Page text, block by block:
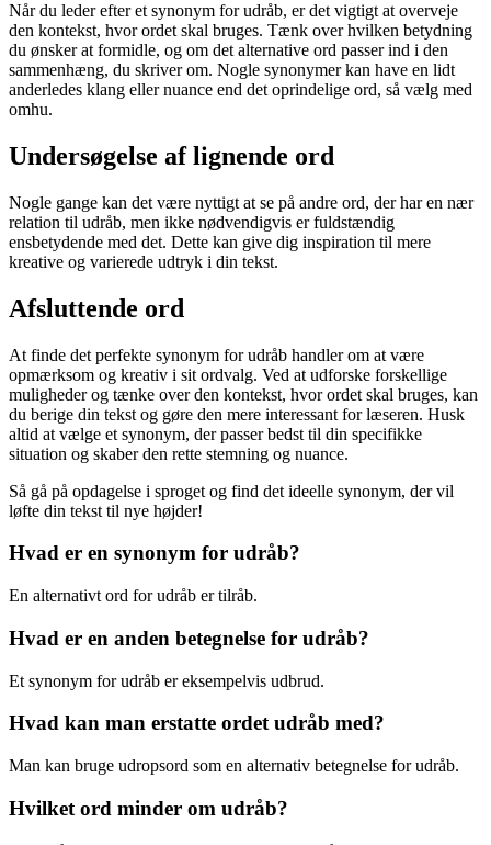
Når du leder efter et synonym for udråb, er det vigtigt at overveje
den kontekst, hvor ordet skal bruges. Tænk over hvilken betydning
du ønsker at formidle, og om det alternative ord passer ind i den
sammenhæng, du skriver om. Nogle synonymer kan have en lidt
anderledes klang eller nuance end det oprindelige ord, så vælg med
omhu.
Undersøgelse af lignende ord
Nogle gange kan det være nyttigt at se på andre ord, der har en nær
relation til udråb, men ikke nødvendigvis er fuldstændig
ensbetydende med det. Dette kan give dig inspiration til mere
kreative og varierede udtryk i din tekst.
Afsluttende ord
At finde det perfekte synonym for udråb handler om at være
opmærksom og kreativ i sit ordvalg. Ved at udforske forskellige
muligheder og tænke over den kontekst, hvor ordet skal bruges, kan
du berige din tekst og gøre den mere interessant for læseren. Husk
altid at vælge et synonym, der passer bedst til din specifikke
situation og skaber den rette stemning og nuance.
Så gå på opdagelse i sproget og find det ideelle synonym, der vil
løfte din tekst til nye højder!
Hvad er en synonym for udråb?
En alternativt ord for udråb er tilråb.
Hvad er en anden betegnelse for udråb?
Et synonym for udråb er eksempelvis udbrud.
Hvad kan man erstatte ordet udråb med?
Man kan bruge udropsord som en alternativ betegnelse for udråb.
Hvilket ord minder om udråb?